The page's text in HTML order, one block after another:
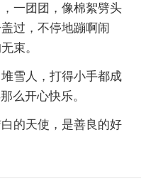
一团团，像棉絮劈头
过，不停地蹦啊闹
束。
雪人，打得小手都成
么开心快乐。
的天使，是善良的好